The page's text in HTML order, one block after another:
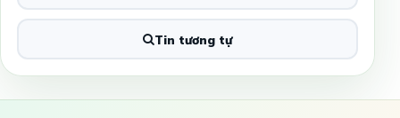
Tin tương tự